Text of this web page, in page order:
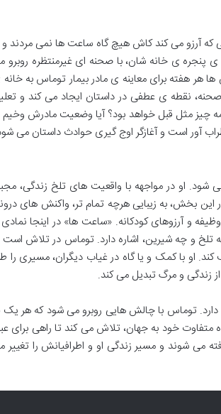
که آرزو می کند کاش هیچ گاه ساعت ها نمی مردند و
ی خانه شان، با صحنه ای غیرمنتظره روبرو
هر هفته برای معاینه ی مادر بیمار توماس به
نقطه ی عطفی در داستان ایجاد می کند و
چیز مثل قبل خواهد بود؟ آیا وضعیت مادرش وخیم
آور است و آغازگر اوج گیری حوادث داستان می
او در مواجهه با واقعیت های تلخ زندگی،
این بخش، به زیبایی هرچه تمام تر، واکنش های
و آرزوهای کودکانه. «ساعت ها» در اینجا نمادی
تلخ و چه شیرین، اشاره دارد. توماس در تلاش است
کند. او با کمک و یا گاه در غیاب دیگران، مسیری را
زندگی و مرگ تبدیل می کند.
دارد. توماس با چالش هایی روبرو می شود که هر یک
متفاوت خود به جهان، تلاش می کند تا راهی برای
می شوند و مسیر زندگی او و اطرافیانش را تغییر